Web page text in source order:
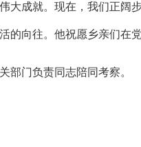
大成就。现在，我们正阔
的向往。他祝愿乡亲们在
部门负责同志陪同考察。